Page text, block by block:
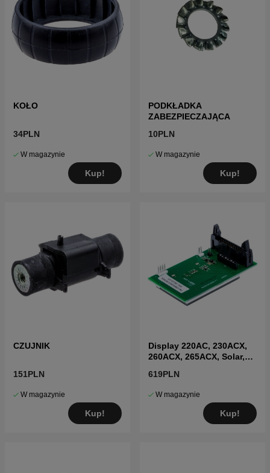
KOŁO
34PLN
W magazynie
Kup!
PODKŁADKA
ZABEZPIECZAJĄCA
10PLN
W magazynie
Kup!
CZUJNIK
151PLN
W magazynie
Kup!
Display 220AC, 230ACX,
260ACX, 265ACX, Solar,
619PLN
W magazynie
Kup!